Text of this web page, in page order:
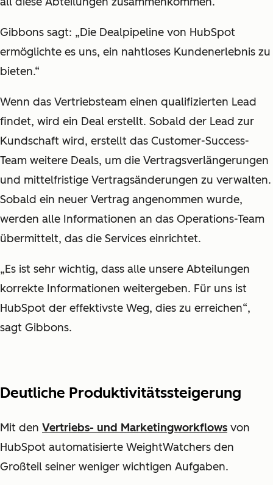
Gibbons sagt: „Die Dealpipeline von HubSpot
ermöglichte es uns, ein nahtloses Kundenerlebnis zu
bieten.“
Wenn das Vertriebsteam einen qualifizierten Lead
findet, wird ein Deal erstellt. Sobald der Lead zur
Kundschaft wird, erstellt das Customer-Success-
Team weitere Deals, um die Vertragsverlängerungen
und mittelfristige Vertragsänderungen zu verwalten.
Sobald ein neuer Vertrag angenommen wurde,
werden alle Informationen an das Operations-Team
übermittelt, das die Services einrichtet.
„Es ist sehr wichtig, dass alle unsere Abteilungen
korrekte Informationen weitergeben. Für uns ist
HubSpot der effektivste Weg, dies zu erreichen“,
sagt Gibbons.
Deutliche Produktivitätssteigerung
Mit den Vertriebs- und Marketingworkflows von
HubSpot automatisierte WeightWatchers den
Großteil seiner weniger wichtigen Aufgaben.